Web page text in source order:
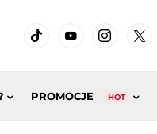
PROMOCJE HOT